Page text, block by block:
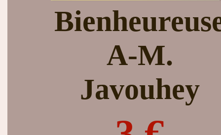
A-M.
Javouhey